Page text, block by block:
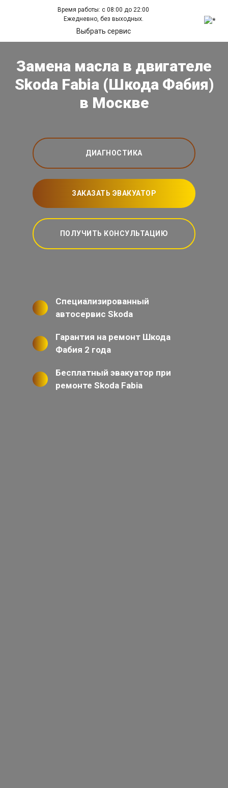
Время работы: с 08:00 до 22:00
Ежедневно, без выходных.
Выбрать сервис
Замена масла в двигателе
Skoda Fabia (Шкода Фабия)
в Москве
ДИАГНОСТИКА
ЗАКАЗАТЬ ЭВАКУАТОР
ПОЛУЧИТЬ КОНСУЛЬТАЦИЮ
Специализированный
автосервис Skoda
Гарантия на ремонт Шкода
Фабия 2 года
Бесплатный эвакуатор при
ремонте Skoda Fabia